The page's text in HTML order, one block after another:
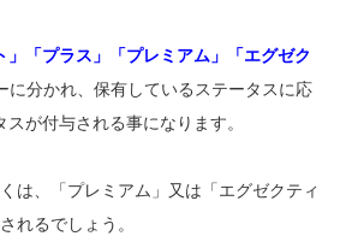
」「プラス」「プレミアム」「エグゼク
に分かれ、保有しているステータスに応
が付与される事になります。
は、「プレミアム」又は「エグゼクティ
れるでしょう。